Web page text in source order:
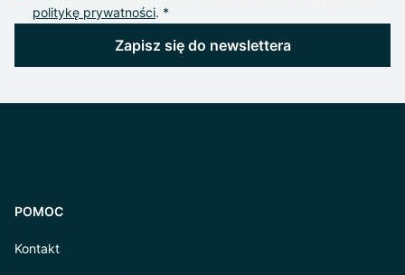
politykę prywatności. *
Zapisz się do newslettera
POMOC
Kontakt